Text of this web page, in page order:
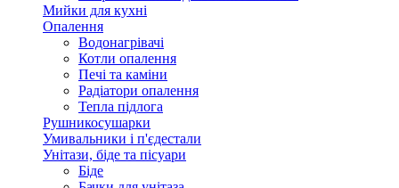
Мийки для кухні
Опалення
Водонагрівачі
Котли опалення
Печі та каміни
Радіатори опалення
Тепла підлога
Рушникосушарки
Умивальники і п'єдестали
Унітази, біде та пісуари
Біде